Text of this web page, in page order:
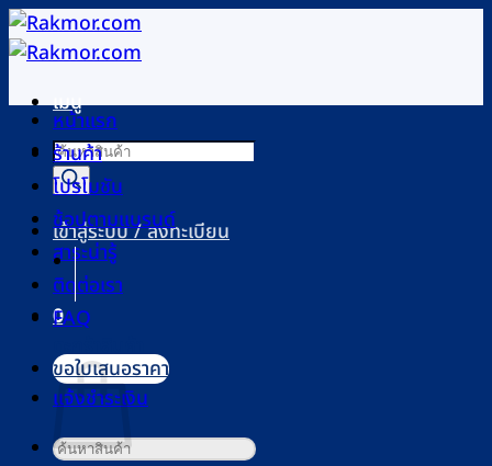
ข้าม
ไป
เนื้อหาเมนู
Products
search
เข้าสู่ระบบ / ลงทะเบียน
0
หน้าแรก
ร้านค้า
โปรโมชัน
ช้อปตามแบรนด์
สาระน่ารู้
ติดต่อเรา
FAQ
ขอใบเสนอราคา
แจ้งชำระเงิน
ค้นหา: